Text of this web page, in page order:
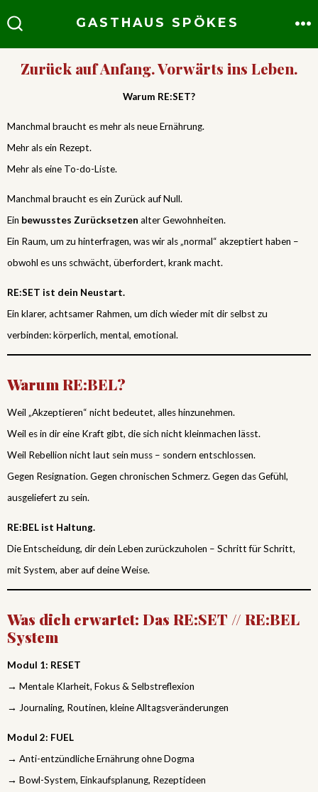
to
content
GASTHAUS SPÖKES
Zurück auf Anfang. Vorwärts ins Leben.
Warum RE:SET?
Manchmal braucht es mehr als neue Ernährung.
Mehr als ein Rezept.
Mehr als eine To-do-Liste.
Manchmal braucht es ein Zurück auf Null.
Ein bewusstes Zurücksetzen alter Gewohnheiten.
Ein Raum, um zu hinterfragen, was wir als „normal“ akzeptiert haben –
obwohl es uns schwächt, überfordert, krank macht.
RE:SET ist dein Neustart.
Ein klarer, achtsamer Rahmen, um dich wieder mit dir selbst zu
verbinden: körperlich, mental, emotional.
Warum RE:BEL?
Weil „Akzeptieren“ nicht bedeutet, alles hinzunehmen.
Weil es in dir eine Kraft gibt, die sich nicht kleinmachen lässt.
Weil Rebellion nicht laut sein muss – sondern entschlossen.
Gegen Resignation. Gegen chronischen Schmerz. Gegen das Gefühl,
ausgeliefert zu sein.
RE:BEL ist Haltung.
Die Entscheidung, dir dein Leben zurückzuholen – Schritt für Schritt,
mit System, aber auf deine Weise.
Was dich erwartet: Das RE:SET // RE:BEL
System
Modul 1: RESET
→ Mentale Klarheit, Fokus & Selbstreflexion
→ Journaling, Routinen, kleine Alltagsveränderungen
Modul 2: FUEL
→ Anti-entzündliche Ernährung ohne Dogma
→ Bowl-System, Einkaufsplanung, Rezeptideen